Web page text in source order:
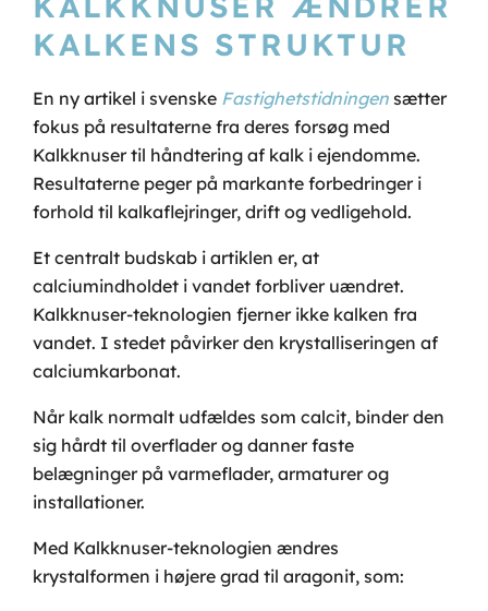
KALKENS STRUKTUR
En ny artikel i svenske Fastighetstidningen sætter
fokus på resultaterne fra deres forsøg med
Kalkknuser til håndtering af kalk i ejendomme.
Resultaterne peger på markante forbedringer i
forhold til kalkaflejringer, drift og vedligehold.
Et centralt budskab i artiklen er, at
calciumindholdet i vandet forbliver uændret.
Kalkknuser-teknologien fjerner ikke kalken fra
vandet. I stedet påvirker den krystalliseringen af
calciumkarbonat.
Når kalk normalt udfældes som calcit, binder den
sig hårdt til overflader og danner faste
belægninger på varmeflader, armaturer og
installationer.
Med Kalkknuser-teknologien ændres
krystalformen i højere grad til aragonit, som: